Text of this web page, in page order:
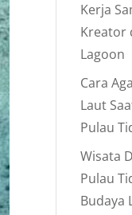
Kerja
Kreator
Lagoon
Cara
Laut
Pulau
Wisata
Pulau
Budaya